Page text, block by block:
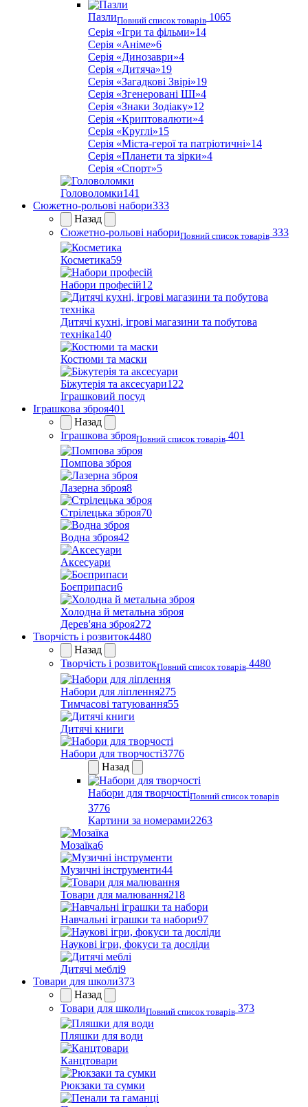
ПазлиПовний список товарів 1065
Серія «Ігри та фільми»14
Серія «Аніме»6
Серія «Динозаври»4
Серія «Дитяча»19
Серія «Загадкові Звірі»19
Серія «Згенеровані ШІ»4
Серія «Знаки Зодіаку»12
Серія «Криптовалюти»4
Серія «Круглі»15
Серія «Міста-герої та патріотичні»14
Серія «Планети та зірки»4
Серія «Спорт»5
Головоломки141
Сюжетно-рольові набори333
Назад
Сюжетно-рольові набориПовний список товарів 333
Косметика59
Набори професій12
Дитячі кухні, ігрові магазини та побутова
техніка140
Костюми та маски
Біжутерія та аксесуари122
Іграшковий посуд
Іграшкова зброя401
Назад
Іграшкова зброяПовний список товарів 401
Помпова зброя
Лазерна зброя8
Стрілецька зброя70
Водна зброя42
Аксесуари
Боєприпаси6
Холодна й метальна зброя
Дерев'яна зброя272
Творчість і розвиток4480
Назад
Творчість і розвитокПовний список товарів 4480
Набори для ліплення275
Тимчасові татуювання55
Дитячі книги
Набори для творчості3776
Назад
Набори для творчостіПовний список товарів
3776
Картини за номерами2263
Мозаїка6
Музичні інструменти44
Товари для малювання218
Навчальні іграшки та набори97
Наукові ігри, фокуси та досліди
Дитячі меблі9
Товари для школи373
Назад
Товари для школиПовний список товарів 373
Пляшки для води
Канцтовари
Рюкзаки та сумки